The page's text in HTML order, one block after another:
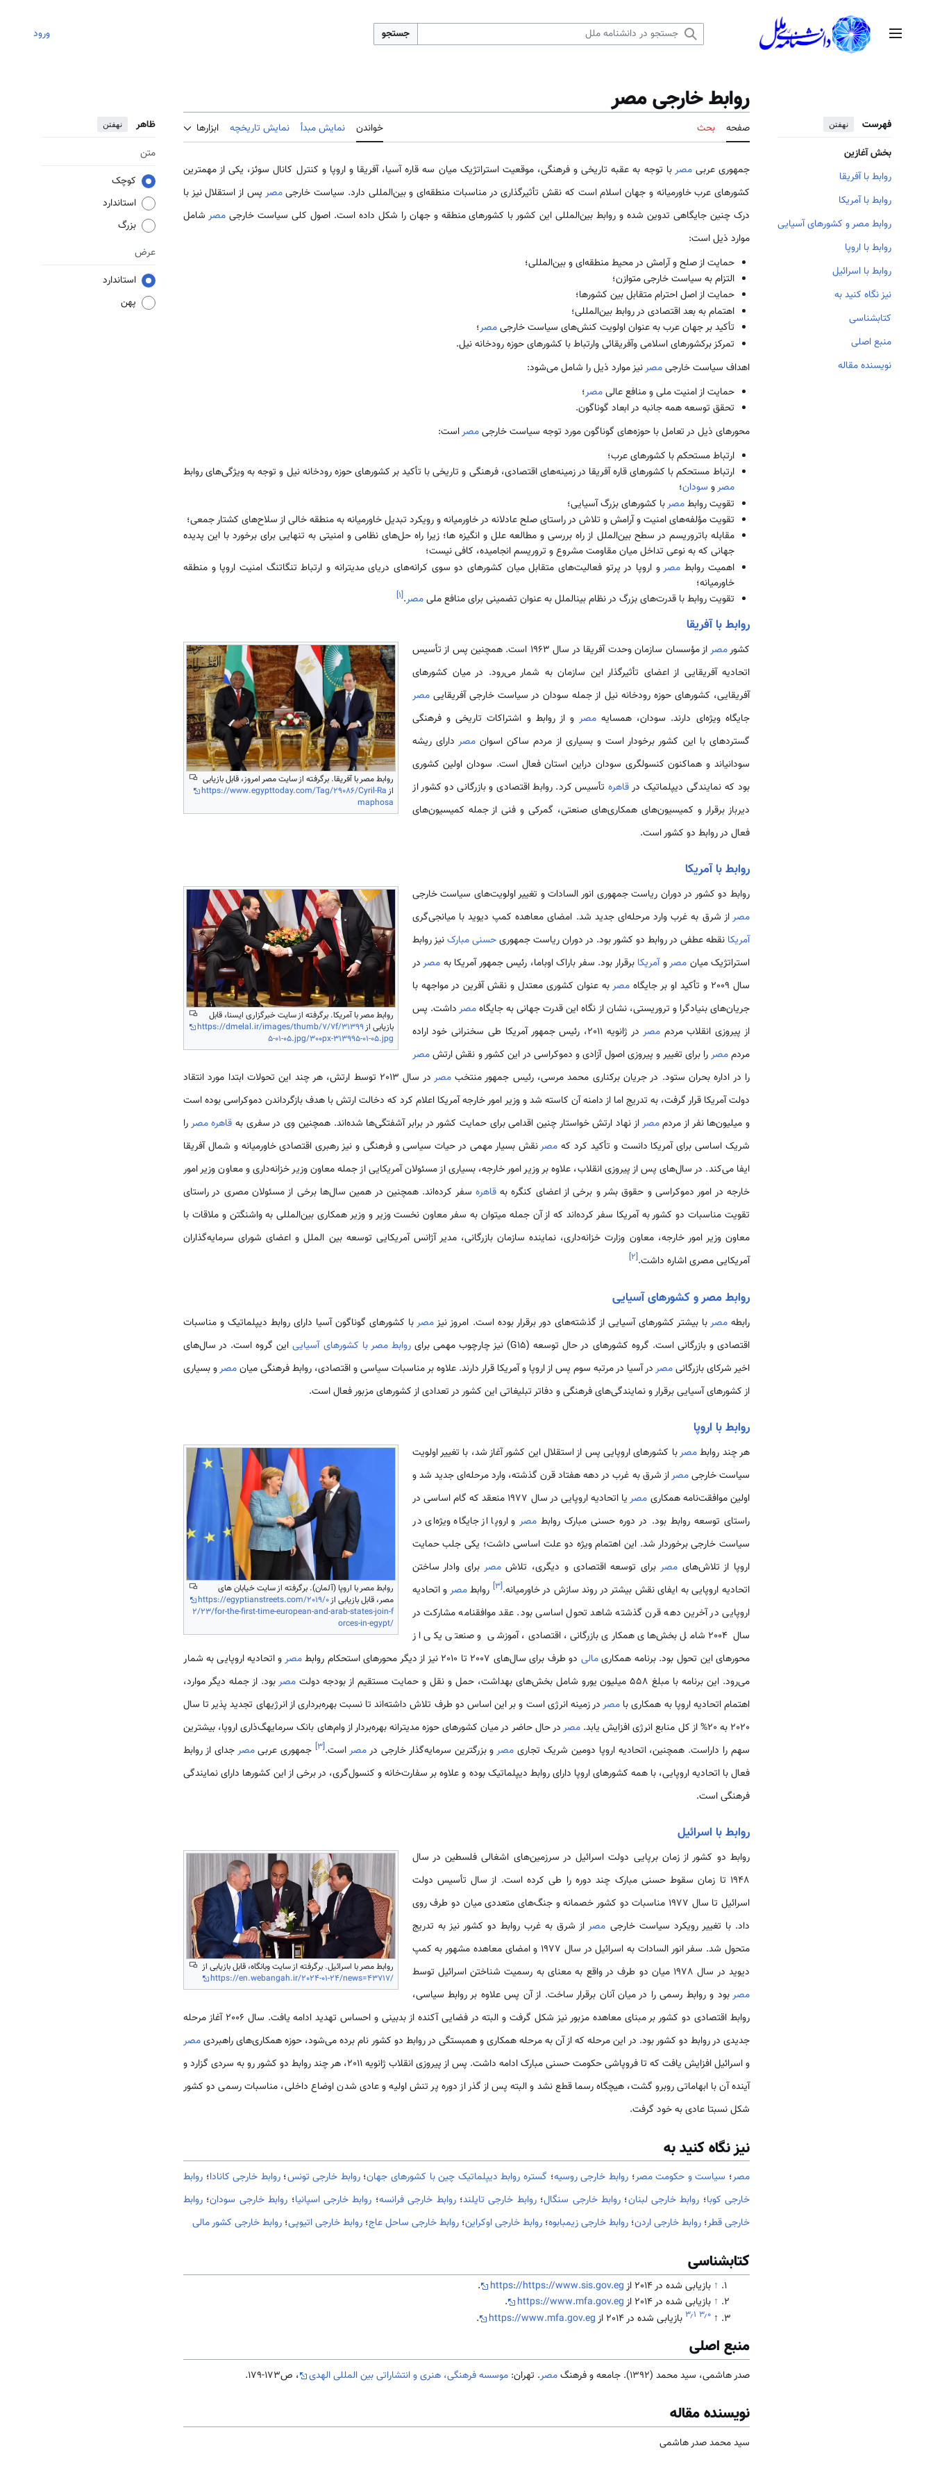
منوی اصلی جستجو ورود
فهرست نهفتن
بخش آغازین
روابط با آفریقا
روابط با آمریکا
روابط مصر و کشورهای آسیایی
روابط با اروپا
روابط با اسرائیل
نیز نگاه کنید به
کتابشناسی
منبع اصلی
نویسنده مقاله
روابط خارجی مصر
صفحه بحث خواندن نمایش مبدأ نمایش تاریخچه ابزارها ظاهر نهفتن
متن
کوچک
استاندارد
بزرگ
عرض
استاندارد
پهن
جمهوری عربیمصربا توجه به عقبه تاریخی و فرهنگی، موقعیت استراتژیک میان سه قاره آسیا، آفریقا و اروپا و کنترل کانال سوئز، یکی از مهمترین
کشورهای عرب خاورمیانه و جهان اسلام است که نقش تأثیرگذاری در مناسبات منطقه‌­ای و بین‌المللی دارد. سیاست خارجیمصر پس از استقلال نیز با
درک چنین جایگاهی تدوین شده و روابط بین‌­المللی این کشور با کشورهای منطقه و جهان را شکل داده است. اصول کلی سیاست خارجیمصر شامل
موارد ذیل است:
حمایت از صلح و آرامش در محیط منطقه­‌ای و بین‌­المللی؛
التزام به سیاست خارجی متوازن؛
حمایت از اصل احترام متقابل بین کشورها؛
اهتمام به بعد اقتصادی در روابط بین‌­المللی؛
تأکید بر جهان عرب به عنوان اولویت کنش‌­های سیاست خارجیمصر؛
تمرکز برکشورهای اسلامی وآفریقائی وارتباط با کشورهای حوزه رودخانه نیل.
اهداف سیاست خارجیمصرنیز موارد ذیل را شامل می‌شود:
حمایت از امنیت ملی و منافع عالیمصر؛
تحقق توسعه همه‌ ­جانبه در ابعاد گوناگون.
محورهای ذیل در تعامل با حوزه­‌های گوناگون مورد توجه سیاست خارجیمصراست:
ارتباط مستحکم با کشورهای عرب؛
ارتباط مستحکم با کشورهای قاره آفریقا در زمینه­‌های اقتصادی، فرهنگی و تاریخی با تأکید بر کشورهای حوزه رودخانه نیل و توجه به ویژگی‌­های روابط
مصرو سودان؛
تقویت روابطمصربا کشورهای بزرگ آسیایی؛
تقویت مؤلفه­‌های امنیت و آرامش و تلاش در راستای صلح عادلانه در خاورمیانه و رویکرد تبدیل خاورمیانه به منطقه خالی از سلاح‌­های کشتار جمعی؛
مقابله باتروریسم در سطح بین‌­الملل از راه بررسی و مطالعه علل و انگیزه­ ها؛ زیرا راه حل­‌های نظامی و امنیتی به تنهایی برای برخورد با این پدیده
جهانی که به نوعی تداخل میان مقاومت مشروع و تروریسم انجامیده، کافی نیست؛
اهمیت روابط مصرو اروپا در پرتو فعالیت‌­های متقابل میان کشورهای دو سوی کرانه­‌های دریای مدیترانه و ارتباط تنگاتنگ امنیت اروپا و منطقه
خاورمیانه؛
تقویت روابط با قدرت­‌های بزرگ در نظام بین­الملل به عنوان تضمینی برای منافع ملیمصر.
[۱]
روابط با آفریقا
روابط مصر با آفریقا. برگرفته از سایت مصر امروز، قابل بازیابی
ازhttps://www.egypttoday.com/Tag/29086/Cyril-Ra
maphosa
کشورمصر
از مؤسسان سازمان وحدت آفریقا در سال 1963 است. همچنین پس از تأسیس
اتحادیه آفریقایی از اعضای تأثیرگذار این سازمان به شمار می­‌رود. در میان کشورهای
آفریقایی، کشورهای حوزه رودخانه نیل از جمله سودان در سیاست خارجی آفریقاییمصر
جایگاه ویژه‌­ای دارند. سودان، همسایهمصر و از روابط و اشتراکات تاریخی و فرهنگی
گسترده­ای با این کشور برخودار است و بسیاری از مردم ساکن اسوانمصر دارای ریشه
سودانی­اند و هم­اکنون کنسولگری سودان دراین استان فعال است. سودان اولین کشوری
بود که نمایندگی دیپلماتیک درقاهره تأسیس کرد. روابط اقتصادی و بازرگانی دو کشور از
دیرباز برقرار و کمیسیون­‌های همکاری­‌های صنعتی، گمرکی و فنی از جمله کمیسیون­‌های
فعال در روابط دو کشور است.
روابط با آمریکا
روابط مصر با آمریکا. برگرفته از سایت خبرگزاری ایسنا، قابل
بازیابی ازhttps://dmelal.ir/images/thumb/7/7f/31399
5-01-05.jpg/300px-313995-01-05.jpg
روابط دو کشور در دوران ریاست جمهوری انور السادات و تغییر اولویت­‌های سیاست خارجی
مصراز شرق به غرب وارد مرحله‌­ای جدید شد. امضای معاهده کمپ دیوید با میانجی­‌گری
آمریکا نقطه عطفی در روابط دو کشور بود. در دوران ریاست جمهوریحسنی مبارکنیز روابط
استراتژیک میان مصروآمریکا برقرار بود. سفر باراک اوباما، رئیس ­جمهور آمریکا به مصردر
سال 2009 و تأکید او بر جایگاه
مصربه عنوان کشوری معتدل و نقش آفرین در مواجهه با
جریان‌­های بنیادگرا و تروریستی، نشان از نگاه این قدرت جهانی به جایگاهمصرداشت. پس
از پیروزی انقلاب مردممصر
در ژانویه 2011، رئیس ­جمهور آمریکا طی سخنرانی خود اراده
مردممصررا برای تغییر و پیروزی اصول آزادی و دموکراسی در این کشور و نقش ارتشمصر
را در اداره بحران ستود. در جریان برکناری محمد مرسی، رئیس­ جمهور منتخبمصر
در سال 2013 توسط ارتش، هر چند این تحولات ابتدا مورد انتقاد
دولت آمریکا قرار گرفت، به تدریج اما از دامنه آن کاسته شد و وزیر امور خارجه آمریکا اعلام کرد که دخالت ارتش با هدف بازگرداندن دموکراسی بوده است
و میلیون‌­ها نفر از مردممصراز نهاد ارتش خواستار چنین اقدامی برای حمایت کشور در برابر آشفتگی­‌ها شده‌­اند. همچنین وی در سفری به قاهره مصررا
شریک اساسی برای آمریکا دانست و تأکید کرد که مصرنقش بسیار مهمی در حیات سیاسی و فرهنگی و نیز رهبری اقتصادی خاورمیانه و شمال آفریقا
ایفا می­‌کند. در سال­‌های پس از پیروزی انقلاب، علاوه بر وزیر امور خارجه، بسیاری از مسئولان آمریکایی از جمله معاون وزیر خزانه‌­داری و معاون وزیر امور
خارجه در امور دموکراسی و حقوق بشر و برخی از اعضای کنگره بهقاهره سفر کرده‌­اند. همچنین در همین سال­‌ها برخی از مسئولان مصری در راستای
تقویت مناسبات دو کشور به آمریکا سفر کرده­‌اند که از آن جمله می­توان به سفر معاون نخست­ وزیر و وزیر همکاری بین‌المللی به واشنگتن و ملاقات با
معاون وزیر امور خارجه، معاون وزارت خزانه‌­داری، نماینده سازمان بازرگانی، مدیر آژانس آمریکایی توسعه بین­ الملل و اعضای شورای سرمایه­‌گذاران
آمریکایی مصری اشاره داشت.[۲]
روابط مصر و کشورهای آسیایی
رابطهمصربا بیشتر کشورهای آسیایی از گذشته‌­های دور برقرار بوده است. امروز نیزمصربا کشورهای گوناگون آسیا دارای روابط دیپلماتیک و مناسبات
اقتصادی و بازرگانی است. گروه کشورهای در حال توسعه (G15) نیز چارچوب مهمی برای
روابط مصر با کشورهای آسیاییاین گروه است. در سال‌­های
اخیر شرکای بازرگانیمصردر آسیا در مرتبه سوم پس از اروپا و آمریکا قرار دارند. علاوه بر مناسبات سیاسی و اقتصادی، روابط فرهنگی میانمصرو بسیاری
از کشورهای آسیایی برقرار و نمایندگی­‌های فرهنگی و دفاتر تبلیغاتی این کشور در تعدادی از کشورهای مزبور فعال است.
روابط با اروپا
روابط مصر با اروپا (آلمان). برگرفته از سایت خیابان های
مصر، قابل بازیابی ازhttps://egyptianstreets.com/2019/0
2/23/for-the-first-time-european-and-arab-states-join-f
orces-in-egypt/
هر چند روابطمصربا کشورهای اروپایی پس از استقلال این کشور آغاز شد، با تغییر اولویت
سیاست خارجیمصراز شرق به غرب در دهه هفتاد قرن گذشته، وارد مرحله‌­ای جدید شد و
اولین موافقت‌نامه همکاری مصر
یا اتحادیه اروپایی در سال 1977 منعقد که گام اساسی در
راستای توسعه روابط بود. در دوره حسنی مبارک روابطمصر و اروپا از جایگاه ویژه­‌ای در
سیاست خارجی برخوردار شد. این اهتمام ویژه دو علت اساسی داشت؛ یکی جلب حمایت
اروپا از تلاش­‌هایمصر برای توسعه اقتصادی و دیگری، تلاشمصر برای وادار ساختن
اتحادیه اروپایی به ایفای نقش بیشتر در روند سازش در خاورمیانه.[۳] روابطمصرو اتحادیه
اروپایی در آخرین دهه قرن گذشته شاهد تحول اساسی بود. عقد موافقنامه مشارکت در
سال 2004 شامل بخش‌­های همکاری بازرگانی، اقتصادی، آموزشی و صنعتی یکی از
محورهای این تحول بود. برنامه همکاریمالی دو طرف برای سال­‌های 2007 تا 2010 نیز از دیگر محورهای استحکام روابط مصرو اتحادیه اروپایی به شمار
می‌­رود. این برنامه با مبلغ 558 میلیون یورو شامل بخش­‌های بهداشت، حمل و نقل و حمایت مستقیم از بودجه دولت
مصربود. از جمله دیگر موارد،
اهتمام اتحادیه اروپا به همکاری با مصردر زمینه انرژی است و بر این اساس دو طرف تلاش داشته‌­اند تا نسبت بهره‌­برداری از انرژی­های تجدید پذیر تا سال
2020 به 20% از کل منابع انرژی افزایش یابد.
مصردر حال حاضر در میان کشورهای حوزه مدیترانه بهره‌­بردار از وام­‌های بانک سرمایه­گ‌ذاری اروپا، بیشترین
سهم را داراست. همچنین، اتحادیه اروپا دومین شریک تجاری مصرو بزرگترین سرمایه­‌گذار خارجی درمصراست.[۳]جمهوری عربیمصرجدای از روابط
فعال با اتحادیه اروپایی، با همه کشورهای اروپا دارای روابط دیپلماتیک بوده و علاوه بر سفارت‌خانه و کنسول‌گری، در برخی از این کشورها دارای نمایندگی
فرهنگی است.
روابط با اسرائیل
روابط مصر با اسرائیل. برگرفته از سایت وبانگاه، قابل بازیابی از
https://en.webangah.ir/2024-01-24/news=43717/
روابط دو کشور از زمان برپایی دولت اسرائیل در سرزمین­‌های اشغالی فلسطین در سال
1948 تا زمان سقوط حسنی مبارک چند دوره را طی کرده است. از سال تأسیس دولت
اسرائیل تا سال 1977 مناسبات دو کشور خصمانه و جنگ­‌های متعددی میان دو طرف روی
داد. با تغییر رویکرد سیاست خارجی مصراز شرق به غرب روابط دو کشور نیز به تدریج
متحول شد. سفر انور السادات به اسرائیل در سال 1977 و امضای معاهده مشهور به کمپ
دیوید در سال 1978 میان دو طرف در واقع به معنای به رسمیت شناختن اسرائیل توسط
مصربود و روابط رسمی را در میان آنان برقرار ساخت. از آن پس علاوه بر روابط سیاسی،
روابط اقتصادی دو کشور بر مبنای معاهده مزبور نیز شکل گرفت و البته در فضایی آکنده از بدبینی و احساس تهدید ادامه یافت. سال 2006 آغاز مرحله
جدیدی در روابط دو کشور بود. در این مرحله که از آن به مرحله همکاری و همبستگی در روابط دو کشور نام برده می‌­شود، حوزه همکاری­‌های راهبردیمصر
و اسرائیل افزایش یافت که تا فروپاشی حکومت حسنی مبارک ادامه داشت. پس از پیروزی انقلاب ژانویه 2011، هر چند روابط دو کشور رو به سردی گزارد و
آینده آن با ابهاماتی روبرو گشت، هیچگاه رسما قطع نشد و البته پس از گذر از دوره پر تنش اولیه و عادی شدن اوضاع داخلی، مناسبات رسمی دو کشور
شکل نسبتا عادی به خود گرفت.
نیز نگاه کنید به
مصر؛ سیاست و حکومت مصر؛روابط خارجی روسیه؛ گستره روابط دیپلماتیک چین با کشورهای جهان؛روابط خارجی تونس؛روابط خارجی کانادا؛ روابط
خارجی کوبا؛ روابط خارجی لبنان؛ روابط خارجی سنگال؛روابط خارجی تایلند؛روابط خارجی فرانسه؛ روابط خارجی اسپانیا؛ روابط خارجی سودان؛ روابط
خارجی قطر؛ روابط خارجی اردن؛ روابط خارجی زیمبابوه؛ روابط خارجی اوکراین؛ روابط خارجی ساحل عاج؛ روابط خارجی اتیوپی؛ روابط خارجی کشور مالی
کتابشناسی
↑ بازیابی شده در 2014 از https://https://www.sis.gov.eg
.
↑ بازیابی شده در 2014 از https://www.mfa.gov.eg
.
↑ ۳٫۰ ۳٫۱ بازیابی شده در 2014 از https://www.mfa.gov.eg
.
منبع اصلی
صدر هاشمی، سید محمد (1392). جامعه و فرهنگ مصر. تهران: موسسه فرهنگی، هنری و انتشاراتی بین المللی الهدی ، ص173-179.
نویسنده مقاله
سید محمد صدر هاشمی